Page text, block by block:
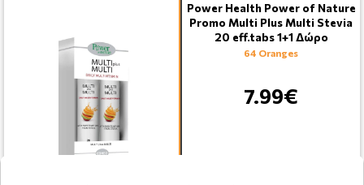
Power Health Power of Nature
Promo Multi Plus Multi Stevia
20 eff.tabs 1+1 Δώρο
64 Oranges
7.99€